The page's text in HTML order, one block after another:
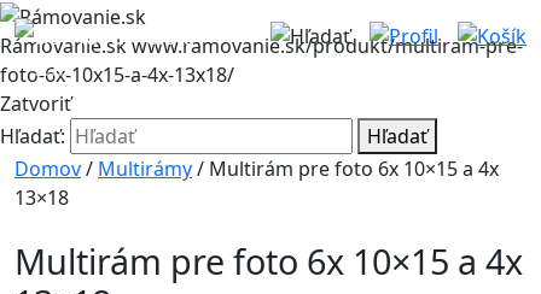
Rámovanie.skwww.ramovanie.sk/produkt/multiram-pre-
foto-6x-10x15-a-4x-13x18/
Zatvoriť
Hľadať:
Hľadať
Domov/ Multirámy/ Multirám pre foto 6x 10×15 a 4x
13×18
Multirám pre foto 6x 10×15 a 4x